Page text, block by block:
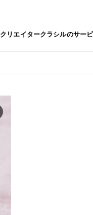
クリエイタークラシルのサー